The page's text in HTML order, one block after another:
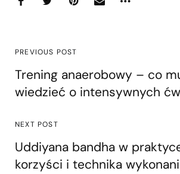
PREVIOUS POST
Trening anaerobowy – co
wiedzieć o intensywnych
NEXT POST
Uddiyana bandha w
korzyści i technika